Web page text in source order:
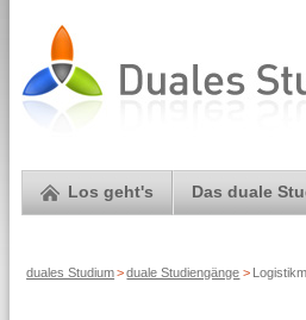
Los geht's Das duale
duales Studium> duale Studiengänge >